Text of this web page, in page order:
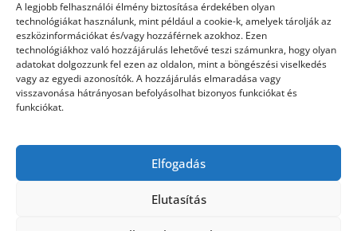
A legjobb felhasználói élmény biztosítása érdekében olyan
technológiákat használunk, mint például a cookie-k, amelyek tárolják az
eszközinformációkat és/vagy hozzáférnek azokhoz. Ezen
technológiákhoz való hozzájárulás lehetővé teszi számunkra, hogy olyan
adatokat dolgozzunk fel ezen az oldalon, mint a böngészési viselkedés
vagy az egyedi azonosítók. A hozzájárulás elmaradása vagy
visszavonása hátrányosan befolyásolhat bizonyos funkciókat és
funkciókat.
Elfogadás
Elutasítás
Művészetek és szórakozás
Múzeumok
Szolgáltatás
Szórakozás
Webáruház